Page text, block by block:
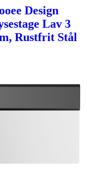
Design
Lav 3
Rustfrit Stål